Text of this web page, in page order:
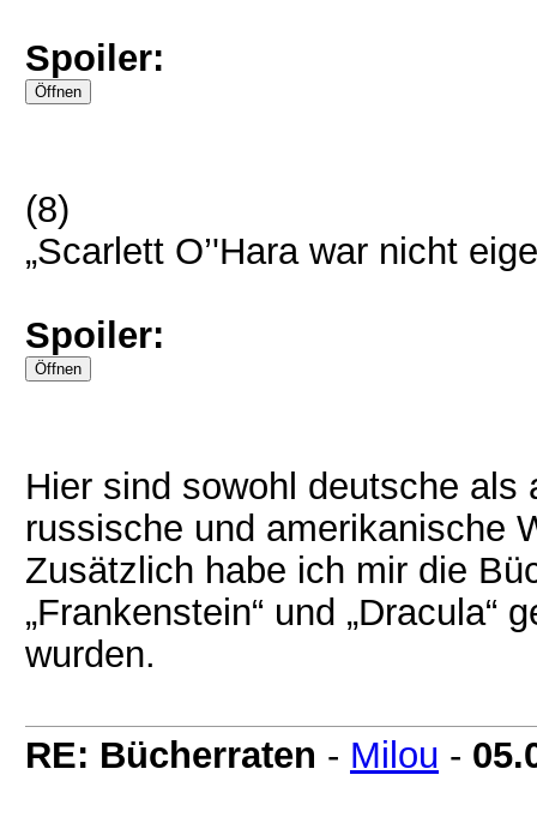
Spoiler:
(8)
„Scarlett O’'Hara war nicht
Spoiler:
Hier sind sowohl deutsche
russische und amerikanische
Zusätzlich habe ich mir die
„Frankenstein“ und
wurden.
RE: Bücherraten - Milou -